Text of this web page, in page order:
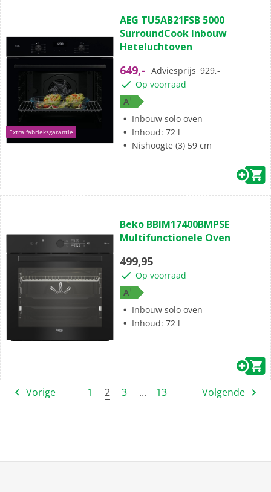
Extra fabrieksgarantie
van
de
5
4
beoordelingen
AEG TU5AB21FSB 5000
SurroundCook Inbouw
Heteluchtoven
649,- Adviesprijs 929,-
Op voorraad
A+
Inbouw solo oven
Inhoud: 72 l
Nishoogte (3) 59 cm
van
de
sterren.
Beko BBIM17400BMPSE
Multifunctionele Oven
499,95
Op voorraad
A+
Inbouw solo oven
Inhoud: 72 l
Vorige 1 2 3 ... 13 Volgende